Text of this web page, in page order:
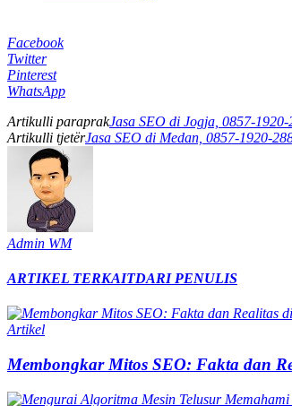
Facebook
Twitter
Pinterest
WhatsApp
Artikulli paraprakJasa SEO di Jogja, 0857-
Artikulli tjetërJasa SEO di Medan, 0857-1920-
Admin WM
ARTIKEL TERKAITDARI PENULIS
Artikel
Membongkar Mitos SEO: Fakta dan